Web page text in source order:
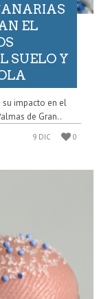
EL
SUELO Y
impacto en el
de Gran..
9 DIC 0